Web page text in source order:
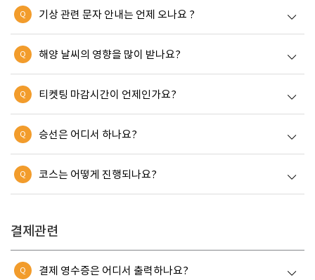
Q 기상 관련 문자 안내는 언제 오나요 ?
Q 해양 날씨의 영향을 많이 받나요?
Q 티켓팅 마감시간이 언제인가요?
Q 승선은 어디서 하나요?
Q 코스는 어떻게 진행되나요?
결제관련
Q 결제 영수증은 어디서 출력하나요?